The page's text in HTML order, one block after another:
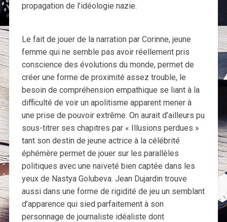
propagation de l’idéologie nazie.
Le fait de jouer de la narration par Corinne, jeune
femme qui ne semble pas avoir réellement pris
conscience des évolutions du monde, permet de
créer une forme de proximité assez trouble, le
besoin de compréhension empathique se liant à la
difficulté de voir un apolitisme apparent mener à
une prise de pouvoir extrême. On aurait d’ailleurs pu
sous-titrer ses chapitres par « Illusions perdues »
tant son destin de jeune actrice à la célébrité
éphémère permet de jouer sur les parallèles
politiques avec une naïveté bien captée dans les
yeux de Nastya Golubeva. Jean Dujardin trouve
aussi dans une forme de rigidité de jeu un semblant
d’apparence qui sied parfaitement à son
personnage de journaliste idéaliste dont